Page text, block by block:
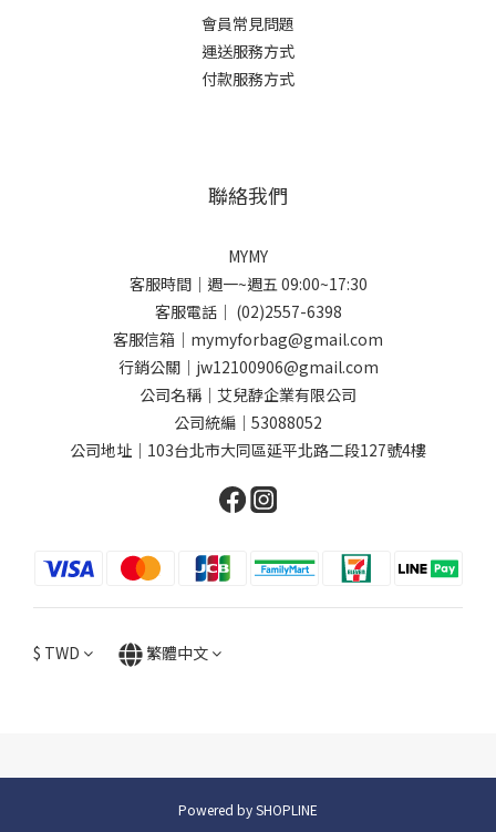
會員常見問題
運送服務方式
付款服務方式
聯絡我們
MYMY
客服時間｜週一~週五 09:00~17:30
客服電話｜ (02)2557-6398
客服信箱｜mymyforbag@gmail.com
行銷公關｜jw12100906@gmail.com
公司名稱｜艾兒馞企業有限公司
公司統編｜53088052
公司地址｜103台北市大同區延平北路二段127號4樓
$ TWD 繁體中文
Powered by SHOPLINE